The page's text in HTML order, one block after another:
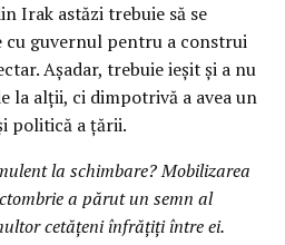
Irak astăzi trebuie să se
cu guvernul pentru a construi
Așadar, trebuie ieșit și a nu
la alții, ci dimpotrivă a avea un
politică a țării.
la schimbare? Mobilizarea
a părut un semn al
cetățeni înfrățiți între ei.